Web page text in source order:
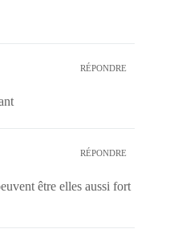
RÉPONDRE
RÉPONDRE
être elles aussi fort